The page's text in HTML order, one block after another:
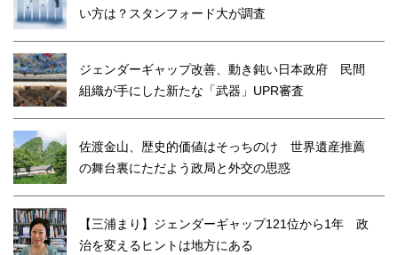
い方は？スタンフォード大が調査
ジェンダーギャップ改善、動き鈍い日本政府 民間
組織が手にした新たな「武器」UPR審査
佐渡金山、歴史的価値はそっちのけ 世界遺産推薦
の舞台裏にただよう政局と外交の思惑
【三浦まり】ジェンダーギャップ121位から1年 政
治を変えるヒントは地方にある